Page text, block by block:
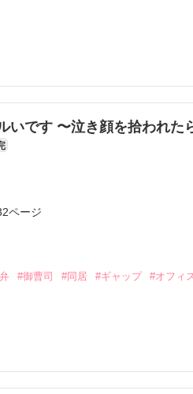
ンタジー様より
力も婚約者も差し上げますので、
絡むイベント、
た。
ていく、逆転ロマンスファンタジー。
書籍とは内容が異なります。
。
いです 〜泣き顔を拾われた
ページ
#御曹司 #同居 #ギャップ #オフィ
家の火事で帰る場所まで失ったOL